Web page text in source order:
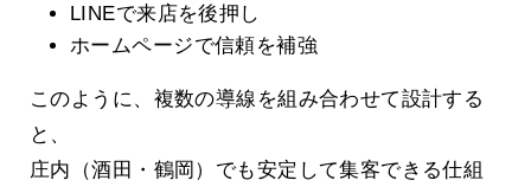
LINEで来店を後押し
ホームページで信頼を補強
このように、複数の導線を組み合わせて設計する
と、
庄内（酒田・鶴岡）でも安定して集客できる仕組